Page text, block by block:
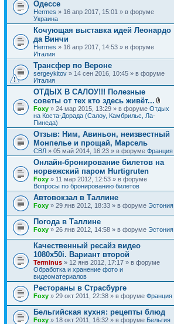
Одессе
Hermes » 16 апр 2017, 15:01 » в форуме
Украина
Кочующая выставка идей Леонардо
да Винчи
Hermes » 16 апр 2017, 14:53 » в форуме
Италия
Трансфер по Вероне
sergeykitov » 14 сен 2016, 10:45 » в форуме
Италия
ОТДЫХ В САЛОУ!!! Полезные
советы от тех кто здесь живёт...
В
л
ж
е
и
я
Foxy » 24 мар 2015, 13:29 » в форуме Отдых
на Коста-Дорада (Салоу, Камбрильс, Ла-
Пинеда)
Отзыв: Ним, Авиньон, неизвестный
Монпелье и прощай, Марсель
СВЛ » 05 май 2014, 16:23 » в форуме Франция
Онлайн-бронирование билетов на
норвежский паром Hurtigruten
Foxy » 11 мар 2012, 12:53 » в форуме
Вопросы по бронированию билетов
Автовокзал в Таллине
Foxy » 29 янв 2012, 18:33 » в форуме Эстония
Погода в Таллине
Foxy » 26 янв 2012, 14:58 » в форуме Эстония
Качественный ресайз видео
1080x50i. Вариант второй
Terminus » 12 янв 2012, 17:17 » в форуме
Обработка и хранение фото и
видеоматериалов
Рестораны в Страсбурге
Foxy » 29 окт 2011, 22:38 » в форуме Франция
Бельгийская кухня: рецепты блюд
Foxy » 18 окт 2011, 16:32 » в форуме Бельгия